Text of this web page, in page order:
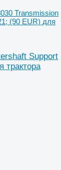
Transmission
(90 EUR) для
Support
трактора